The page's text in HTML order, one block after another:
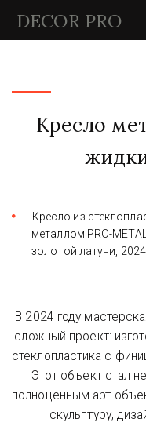
DECOR PRO
Кресло
Кресло из
металлом PRO-
золотой латуни,
В 2024 году
сложный проект:
стеклопластика с
Этот объект стал
полноценным арт-
скульптуру,